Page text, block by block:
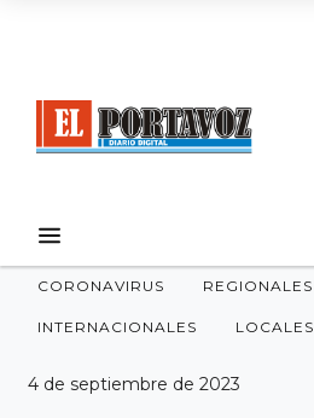
CORONAVIRUS REGIONALES
INTERNACIONALES LOCALES
4 de septiembre de 2023